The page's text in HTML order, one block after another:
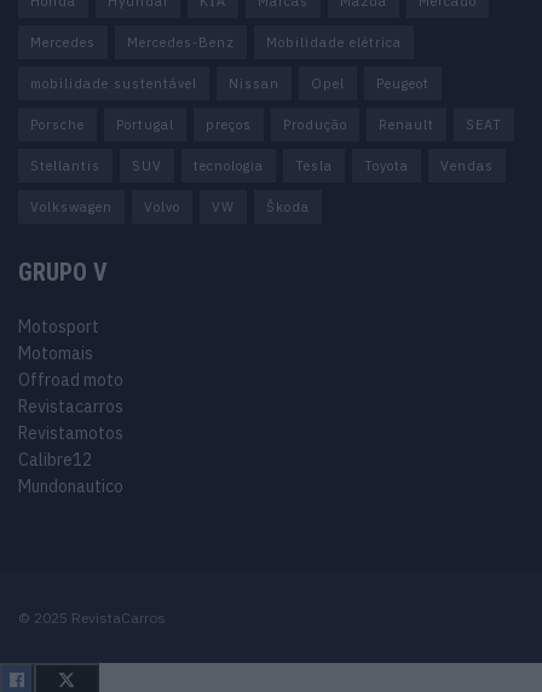
Mercedes Mercedes-Benz Mobilidade elétrica
mobilidade sustentável Nissan Opel Peugeot
Porsche Portugal preços Produção Renault SEAT
Stellantis SUV tecnologia Tesla Toyota Vendas
Volkswagen Volvo VW Škoda
GRUPO V
Motosport
Motomais
Offroad moto
Revistacarros
Revistamotos
Calibre12
Mundonautico
© 2025 RevistaCarros